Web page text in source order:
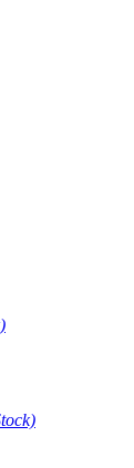
des